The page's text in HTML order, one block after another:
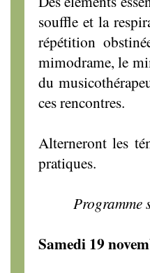
souffle et la
répétition
mimodrame, le
du
ces rencontres.
Alterneront les
pratiques.
Programme
Samedi 19